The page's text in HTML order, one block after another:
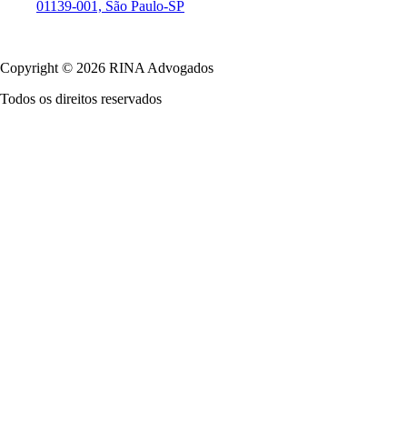
01139-001, São Paulo-SP
Copyright © 2026 RINA Advogados
Todos os direitos reservados